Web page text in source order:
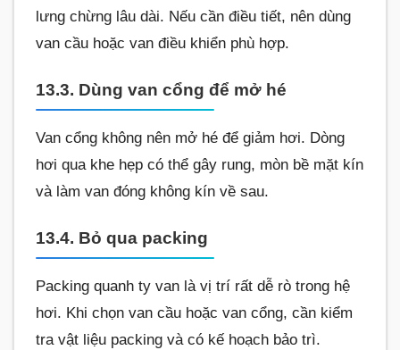
lưng chừng lâu dài. Nếu cần điều tiết, nên dùng
van cầu hoặc van điều khiển phù hợp.
13.3. Dùng van cổng để mở hé
Van cổng không nên mở hé để giảm hơi. Dòng
hơi qua khe hẹp có thể gây rung, mòn bề mặt kín
và làm van đóng không kín về sau.
13.4. Bỏ qua packing
Packing quanh ty van là vị trí rất dễ rò trong hệ
hơi. Khi chọn van cầu hoặc van cổng, cần kiểm
tra vật liệu packing và có kế hoạch bảo trì.